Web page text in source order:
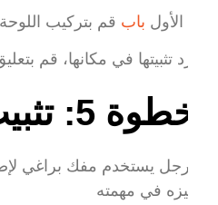
الأول بابقم بتركيب اللوحة
تثبيتها في مكانها، قم
5: تثبيت المفصلات والإرشادات